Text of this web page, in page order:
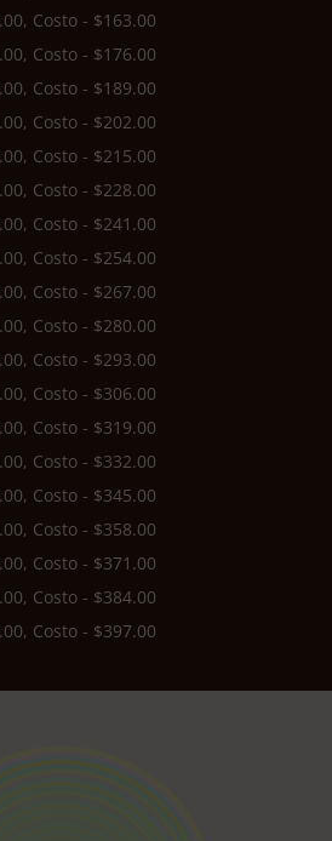
Costo - $163.00
Costo - $176.00
Costo - $189.00
Costo - $202.00
Costo - $215.00
Costo - $228.00
Costo - $241.00
Costo - $254.00
Costo - $267.00
Costo - $280.00
Costo - $293.00
Costo - $306.00
Costo - $319.00
Costo - $332.00
Costo - $345.00
Costo - $358.00
Costo - $371.00
Costo - $384.00
Costo - $397.00